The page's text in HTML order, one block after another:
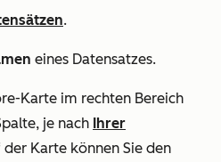
.
eines Datensatzes.
Karte im rechten Bereich
je nach Ihrer
der Karte können Sie den